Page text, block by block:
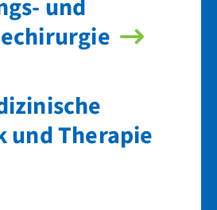
und
und Therapie